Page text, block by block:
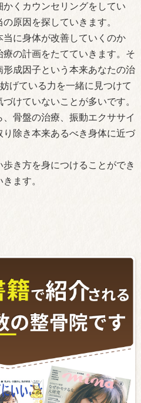
くカウンセリングをしてい
原因を探していきます。
に身体が改善していくのか
の計画をたてていきます。そ
成因子という本来あなたの治
げている力を一緒に見つけて
けていないことが多いです。
骨盤の治療、振動エクササイ
除き本来あるべき身体に近づ
き方を身につけることができ
ます。